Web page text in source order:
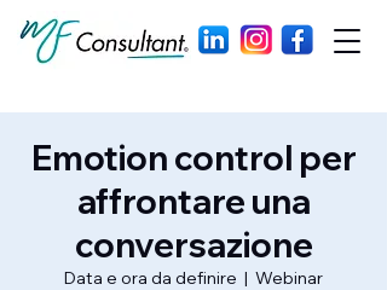
Emotion control per
affrontare una
conversazione
Data e ora da definire
  |
Webinar